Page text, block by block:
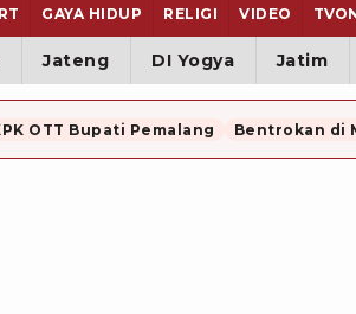
GAYA HIDUP RELIGI VIDEO
Jateng DI Yogya Jatim
OTT Bupati Pemalang Bentrokan di